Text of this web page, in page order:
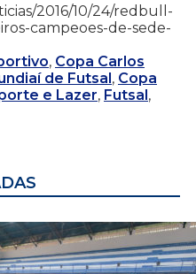
2016/10/24/redbull-
campeoes-de-sede-
, Copa Carlos
de Futsal, Copa
e Lazer, Futsal,